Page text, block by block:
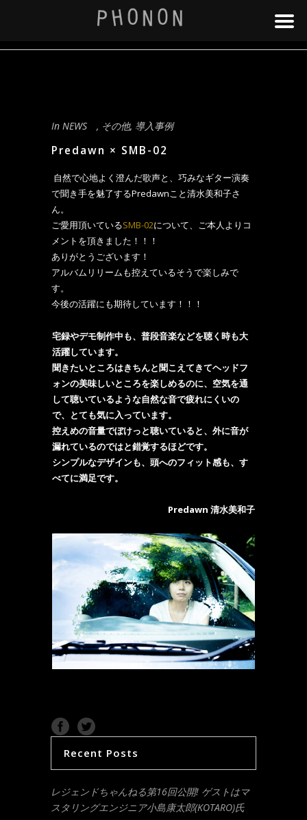
In NEWS , その他, 導入事例
Predawn × SMB-02
自然で心地よく澄んだ歌声と、巧みなギター演奏
で聞き手を魅了するPredawnこと清水美和子さ
ん。
ご愛用頂いているSMB-02について、ご本人よりコ
メントを頂きました！！！
ありがとうございます！
アルバムリリームも控えているそうで楽しみで
す。
今後の活躍にも期待しています！！！
宅録やデモ制作中も、普段音楽などを聴く時も大
活躍しています。
聞きたいところはきちんと聞こえてきてヘッドフ
ォンの美味しいところを楽しめるのに、空気を通
して聴いているような自然な音で疲れにくいの
で、とても気に入っています。
控えめの音量でぼけっと聴いていると、外に音が
漏れているのではと錯覚するほどです。
シンプルなデザインも、頭へのフィット感も、す
べてに満足です。
Predawn 清水美和子
Recent Posts
レジェンドちゃんねる第16回公開! ゲストはマ
スタリングエンジニア小島康太郎(KOTARO)氏